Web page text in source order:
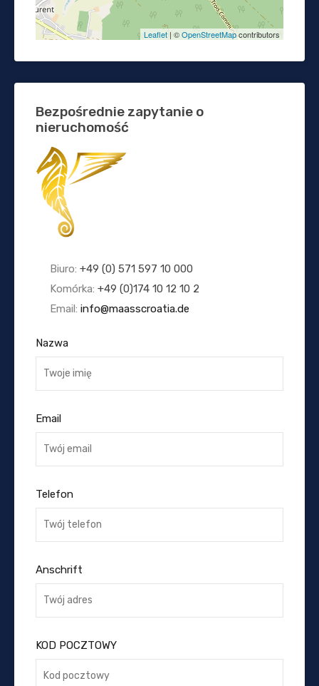
Leaflet | ©OpenStreetMapcontributors
Bezpośrednie zapytanie o
nieruchomość
Biuro: +49 (0) 571 597 10 000
Komórka: +49 (0)174 10 12 10 2
Email: info@maasscroatia.de
Nazwa
Email
Telefon
Anschrift
KOD POCZTOWY